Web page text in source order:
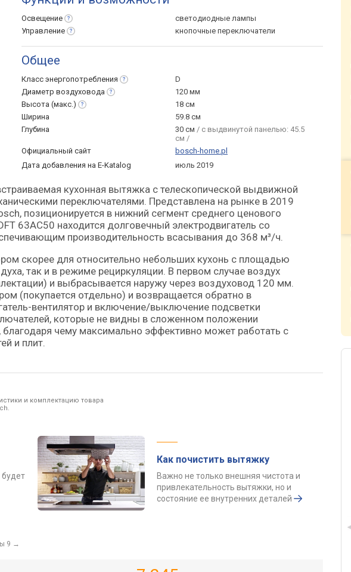
Освещение
светодиодные лампы
Управление
кнопочные переключатели
Общее
Класс энергопотребления
D
Диаметр воздуховода
120 мм
Высота (макс.)
18 см
Ширина
59.8 см
Глубина
30 см / с выдвинутой панелью: 45.5
см /
Официальный сайт
bosch-home.pl
Дата добавления на E-Katalog
июль 2019
переключателями. Представлена на рынке в 2019
позиционируется в нижний сегмент среднего ценового
63AC50 находится долговечный электродвигатель со
производительность всасывания до 368 м³/ч.
скорее для относительно небольших кухонь с площадью
так и в режиме рециркуляции. В первом случае воздух
и выбрасывается наружу через воздуховод 120 мм.
(покупается отдельно) и возвращается обратно в
вентилятор и включение/выключение подсветки
которые не видны в сложенном положении
чему максимально эффективно может работать с
и плит.
и комплектацию товара
Как почистить вытяжку
Важно не только внешняя чистота и
привлекательность вытяжки, но и
состояние ее внутренних деталей
9 →